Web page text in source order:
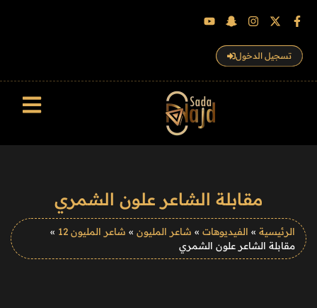
تسجيل الدخول
مقابلة الشاعر علون الشمري
الرئيسية » الفيديوهات » شاعر المليون » شاعر المليون 12
»
مقابلة الشاعر علون الشمري